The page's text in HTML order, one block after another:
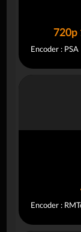
720p
Encoder : PSA
Encoder :